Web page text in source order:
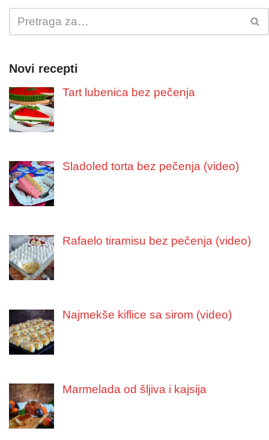
Novi recepti
Tart lubenica bez pečenja
Sladoled torta bez pečenja (video)
Rafaelo tiramisu bez pečenja (video)
Najmekše kiflice sa sirom (video)
Marmelada od šljiva i kajsija